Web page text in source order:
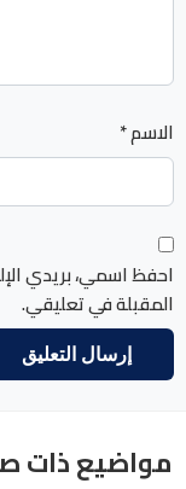
الاسم*
احفظ اسمي، بريدي
المقبلة في تعليقي.
مواضيع ذات